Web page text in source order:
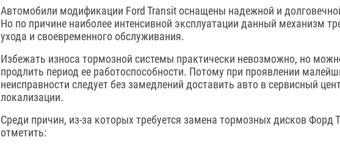
Автомобили модификации Ford Transit оснащены надежной и
Но по причине наиболее интенсивной эксплуатации данный механизм
ухода и своевременного обслуживания.
Избежать износа тормозной системы практически невозможно, но
продлить период ее работоспособности. Потому при проявлении
неисправности следует без замедлений доставить авто в сервисный
локализации.
Среди причин, из-за которых требуется замена тормозных дисков Форд
отметить: